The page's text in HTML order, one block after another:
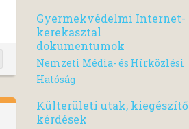
Gyermekvédelmi Internet-
kerekasztal
dokumentumok
Nemzeti Média- és Hírközlési
Hatóság
Külterületi utak, kiegészítő
kérdések